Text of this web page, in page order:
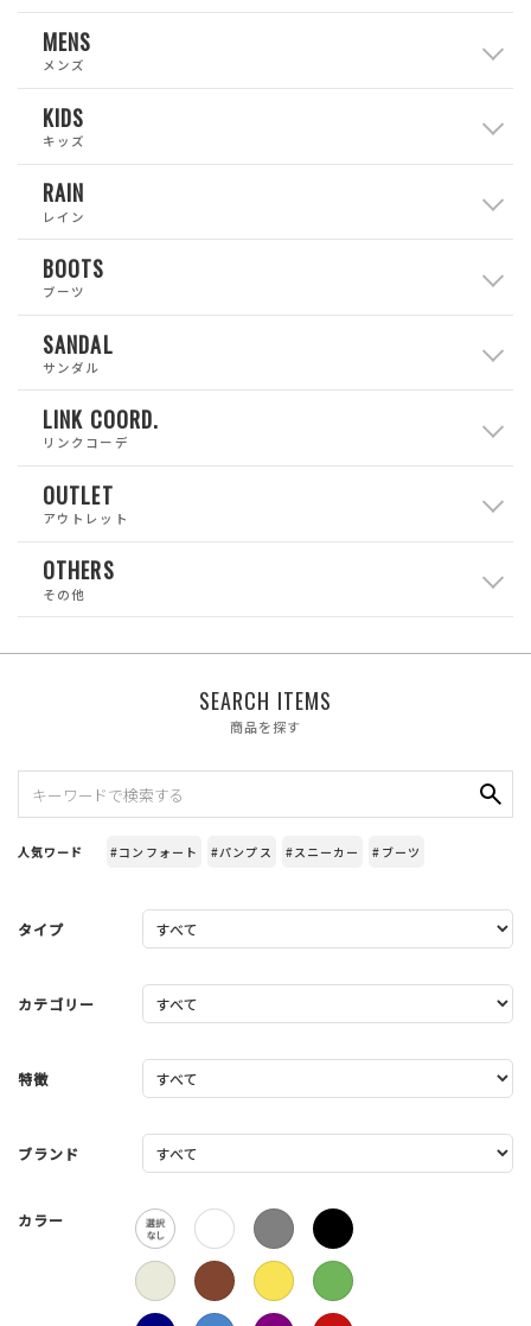
MENS
メンズ
KIDS
キッズ
RAIN
レイン
BOOTS
ブーツ
SANDAL
サンダル
LINK COORD.
リンクコーデ
OUTLET
アウトレット
OTHERS
その他
SEARCH ITEMS
商品を探す
人気ワード #コンフォート #パンプス #スニーカー #ブーツ
タイプ
カテゴリー
特徴
ブランド
カラー